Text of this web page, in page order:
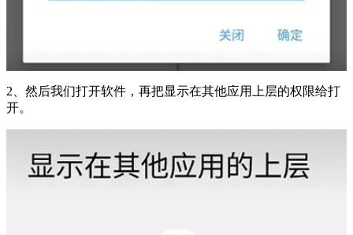
2、然后我们打开软件，再把显示在其他应用上层的权限给打
开。